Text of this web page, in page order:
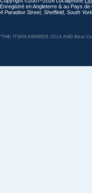
Enregistré en Angleterre & au Pays de
4 Paradise Street, Sheffield, South
“THE ITSPA AWARDS 2014 AND Best